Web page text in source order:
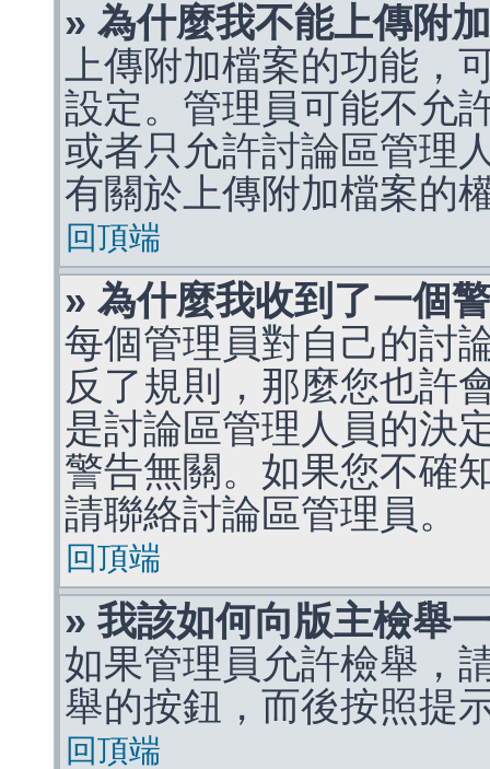
» 為什麼我不能上傳附
上傳附加檔案的功能，
設定。管理員可能不允
或者只允許討論區管理
有關於上傳附加檔案的
回頂端
» 為什麼我收到了一個
每個管理員對自己的討
反了規則，那麼您也許
是討論區管理人員的決
警告無關。如果您不確
請聯絡討論區管理員。
回頂端
» 我該如何向版主檢舉
如果管理員允許檢舉，
舉的按鈕，而後按照提
回頂端